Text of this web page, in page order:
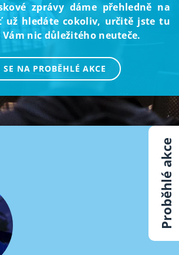
zprávy dáme přehledně na
už hledáte cokoliv, určitě jste tu
Vám nic důležitého neuteče.
SE NA PROBĚHLÉ AKCE
Proběhlé akce